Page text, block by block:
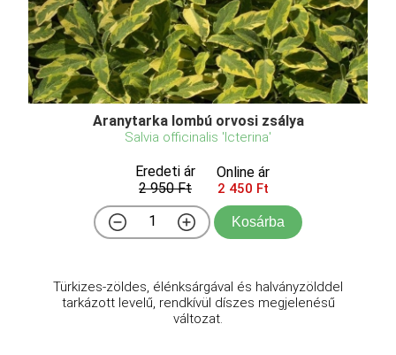
Aranytarka lombú orvosi zsálya
Salvia officinalis 'Icterina'
Eredeti ár
2 950 Ft
Online ár
2 450 Ft
Kosárba
Türkizes-zöldes, élénksárgával és halványzölddel
tarkázott levelű, rendkívül díszes megjelenésű
változat.